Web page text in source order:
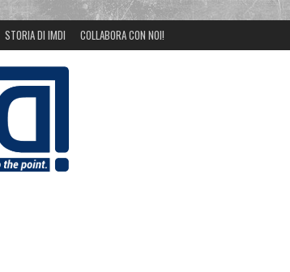
STORIA DI IMDI COLLABORA CON NOI!